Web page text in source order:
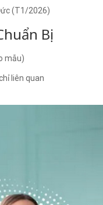
(T1/2026)
Bị
mẫu)
liên quan